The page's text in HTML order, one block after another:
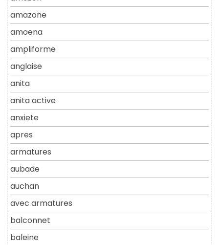
amazone
amoena
ampliforme
anglaise
anita
anita active
anxiete
apres
armatures
aubade
auchan
avec armatures
balconnet
baleine